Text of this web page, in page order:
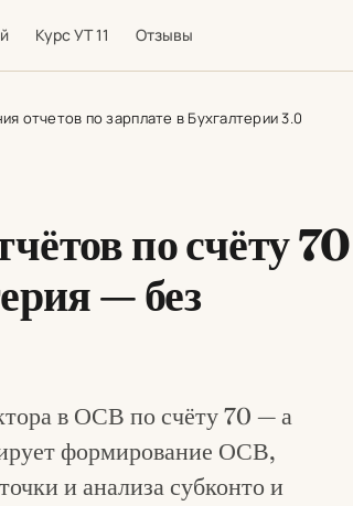
Курс УТ 11 Отзывы
отчетов по зарплате в Бухгалтерии 3.0
по счёту 70
— без
в ОСВ по счёту 70 — а
формирование ОСВ,
и анализа субконто и